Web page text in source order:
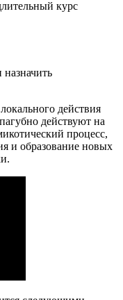
курс
действия
действуют на
процесс,
и образование новых